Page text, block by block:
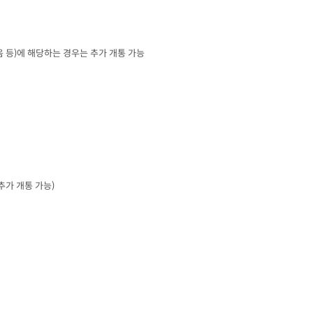
등)에 해당하는 경우는 추가 개통 가능
가 개통 가능)